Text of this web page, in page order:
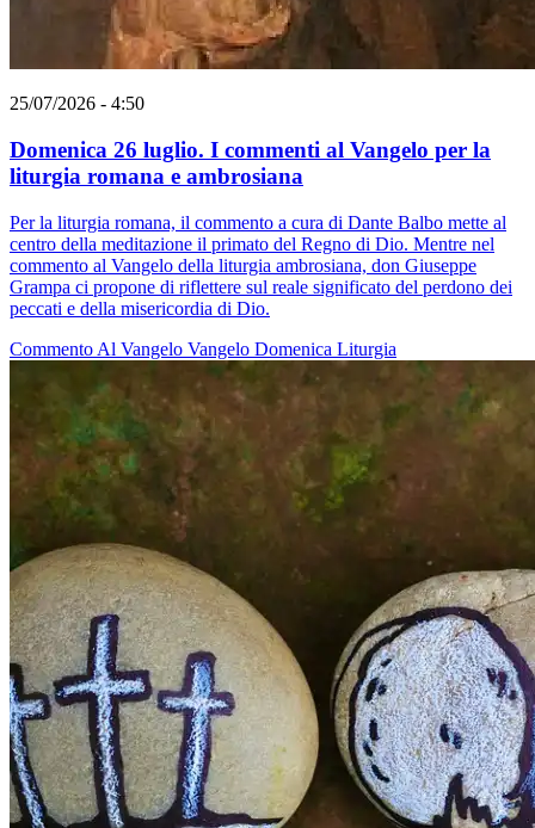
25/07/2026 - 4:50
Domenica 26 luglio. I commenti al Vangelo per la
liturgia romana e ambrosiana
Per la liturgia romana, il commento a cura di Dante Balbo mette al
centro della meditazione il primato del Regno di Dio. Mentre nel
commento al Vangelo della liturgia ambrosiana, don Giuseppe
Grampa ci propone di riflettere sul reale significato del perdono dei
peccati e della misericordia di Dio.
Commento Al Vangelo Vangelo Domenica Liturgia